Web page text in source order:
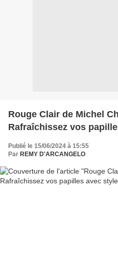
Rouge Clair de Michel
Rafraîchissez vos
Publié le 15/06/2024 à 15:55
Par REMY D'ARCANGELO